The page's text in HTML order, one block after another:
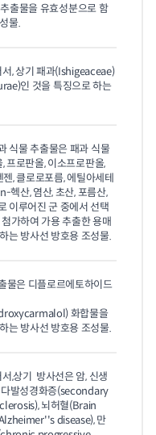
출물을 유효성분으로 함
물.
, 상기 패과(Ishigeaceae)
인 것을 특징으로 하는
식물 추출물은 패과 식물
프로판올, 이소프로판올,
, 클로로포름, 에틸아세테
헥산, 염산, 초산, 포름산,
이루어진 군 중에서 선택
가하여 가용 추출한 용매
는 방사선 방호용 조성물.
물은 디플로르에토하이드
화합물을
는 방사선 방호용 조성물.
,상기  방사선은 암, 신생
다발성경화증(secondary
뇌허혈(Brain
disease), 만